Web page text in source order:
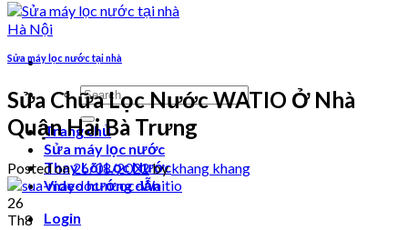
Search
for:
Trang chủ
Sửa máy lọc nước
Thay Lõi Lọc Nước
Video hướng dẫn
Login
Sửa máy lọc nước tại nhà
Sửa Chữa Lọc Nước WATIO Ở Nhà
Quận Hai Bà Trưng
Posted on26/08/2022bykhang khang
26
Th8